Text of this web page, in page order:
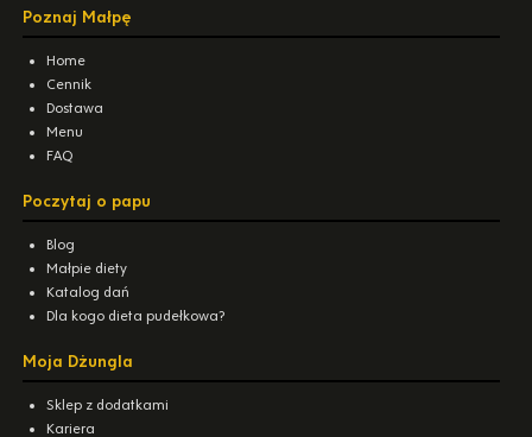
Poznaj Małpę
Home
Cennik
Dostawa
Menu
FAQ
Poczytaj o papu
Blog
Małpie diety
Katalog dań
Dla kogo dieta pudełkowa?
Moja Dżungla
Sklep z dodatkami
Kariera